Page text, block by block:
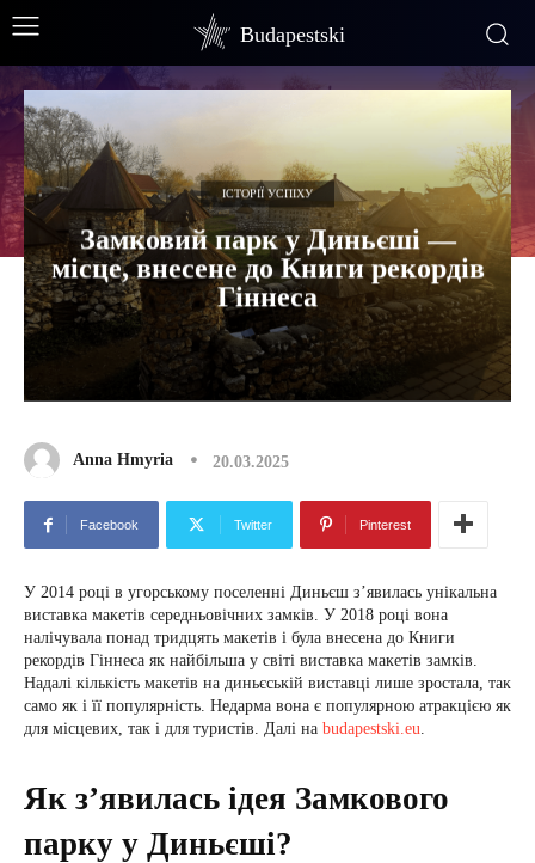
Budapestski
ІСТОРІЇ УСПІХУ
Замковий парк у Диньєші —
місце, внесене до Книги рекордів
Гіннеса
Anna Hmyria 20.03.2025
Facebook Twitter Pinterest
У 2014 році в угорському поселенні Диньєш з’явилась унікальна
виставка макетів середньовічних замків. У 2018 році вона
налічувала понад тридцять макетів і була внесена до Книги
рекордів Гіннеса як найбільша у світі виставка макетів замків.
Надалі кількість макетів на диньєській виставці лише зростала, так
само як і її популярність. Недарма вона є популярною атракцією як
для місцевих, так і для туристів. Далі на budapestski.eu.
Як з’явилась ідея Замкового
парку у Диньєші?